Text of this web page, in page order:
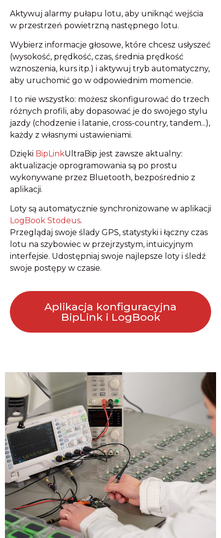
Aktywuj alarmy pułapu lotu, aby uniknąć wejścia
w przestrzeń powietrzną następnego lotu.
Wybierz informacje głosowe, które chcesz usłyszeć
(wysokość, prędkość, czas, średnia prędkość
wznoszenia, kurs itp.) i aktywuj tryb automatyczny,
aby uruchomić go w odpowiednim momencie.
I to nie wszystko: możesz skonfigurować do trzech
różnych profili, aby dopasować je do swojego stylu
jazdy (chodzenie i latanie, cross-country, tandem...),
każdy z własnymi ustawieniami.
Dzięki BipLinkUltraBip jest zawsze aktualny:
aktualizacje oprogramowania są po prostu
wykonywane przez Bluetooth, bezpośrednio z
aplikacji.
Loty są automatycznie synchronizowane w aplikacji
LogBook Stodeus.
Przeglądaj swoje ślady GPS, statystyki i łączny czas
lotu na szybowiec w przejrzystym, intuicyjnym
interfejsie. Udostępniaj swoje najlepsze loty i śledź
swoje postępy w czasie.
Aplikacja konfiguracyjna
BipLink i LogBook